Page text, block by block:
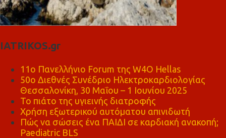
IATRIKOS.gr
11ο Πανελλήνιο Forum της W4O Hellas
50ο Διεθνές Συνέδριο Ηλεκτροκαρδιολογίας
Θεσσαλονίκη, 30 Μαΐου – 1 Ιουνίου 2025
Το πιάτο της υγιεινής διατροφής
Χρήση εξωτερικού αυτόματου απινιδωτή
Πώς να σώσεις ένα ΠΑΙΔΙ σε καρδιακή ανακοπή;
Paediatric BLS